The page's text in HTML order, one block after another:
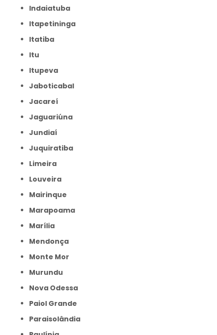
Indaiatuba
Itapetininga
Itatiba
Itu
Itupeva
Jaboticabal
Jacareí
Jaguariúna
Jundiaí
Juquiratiba
Limeira
Louveira
Mairinque
Marapoama
Marília
Mendonça
Monte Mor
Murundu
Nova Odessa
Paiol Grande
Paraisolândia